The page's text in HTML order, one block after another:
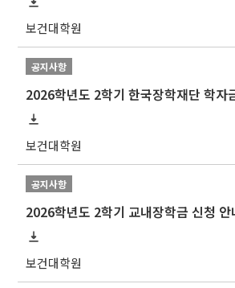
보건대학원
공지사항
보건대학원
공지사항
2026학년도 2학기 교내장학금 신청
보건대학원